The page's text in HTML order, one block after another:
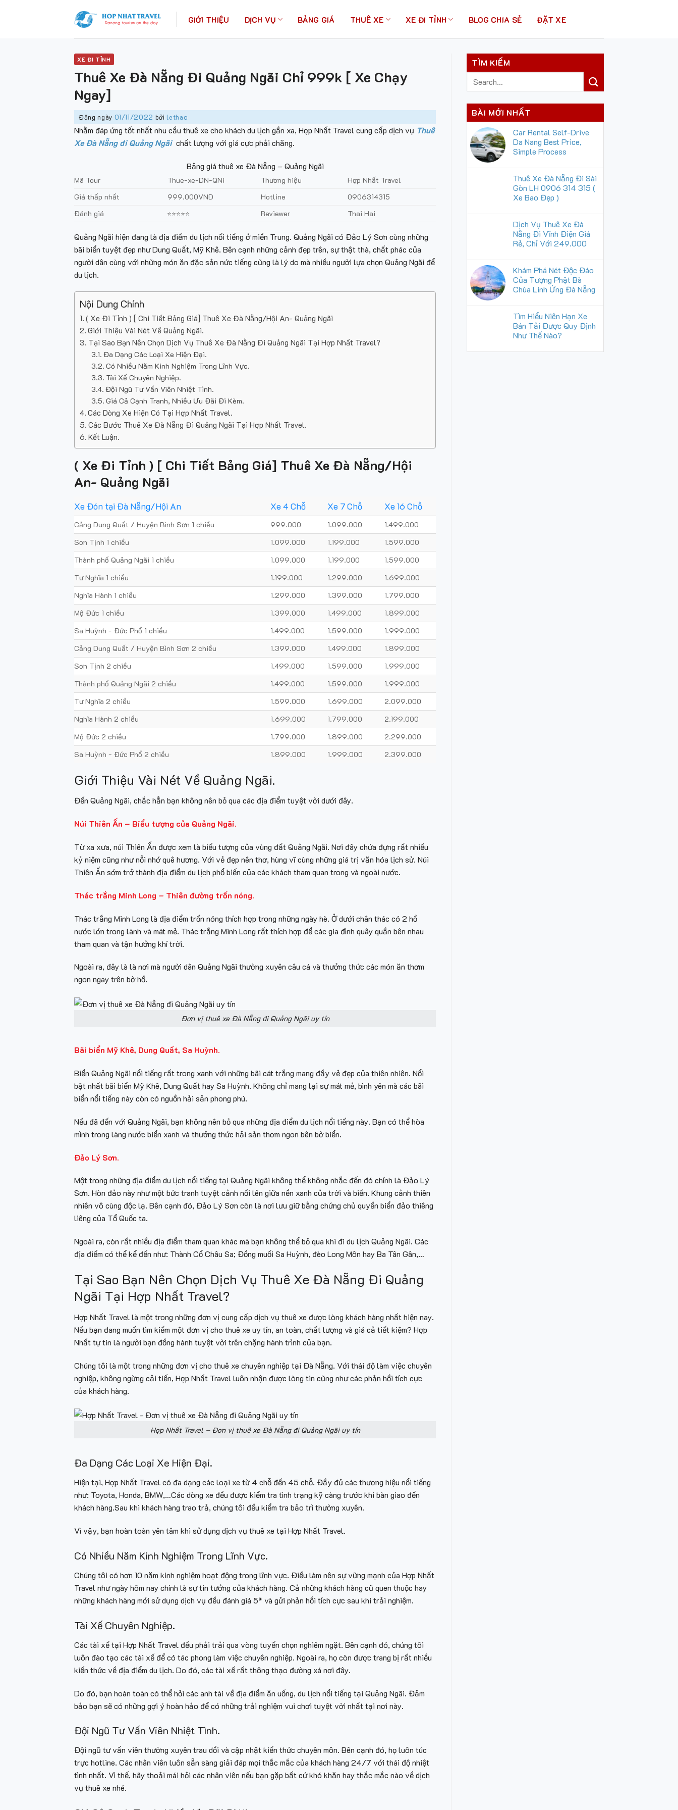
GIỚI THIỆU DỊCH VỤ BẢNG GIÁ THUÊ XE XE ĐI TỈNH BLOG CHIA SẺ ĐẶT XE
XE ĐI TỈNH
Thuê Xe Đà Nẵng Đi Quảng Ngãi Chỉ 999k [ Xe Chạy
Ngay]
Đăng ngày 01/11/2022 bởi lethao
Nhằm đáp ứng tốt nhất nhu cầu thuê xe cho khách du lịch gần xa, Hợp Nhất Travel cung cấp dịch vụ Thuê
Xe Đà Nẵng đi Quảng Ngãi chất lượng với giá cực phải chăng.
Bảng giá thuê xe Đà Nẵng – Quảng Ngãi
Mã Tour Thue-xe-DN-QNi Thương hiệu
Hợp Nhất Travel
Giá thấp nhất
999.000VND Hotline
0906314315
Đánh giá
⭐⭐⭐⭐⭐ Reviewer Thai Hai
Quảng Ngãi hiện đang là địa điểm du lịch nổi tiếng ở miền Trung. Quảng Ngãi có Đảo Lý Sơn cùng những
bãi biển tuyệt đẹp như Dung Quất, Mỹ Khê. Bên cạnh những cảnh đẹp trên, sự thật thà, chất phác của
người dân cùng với những món ăn đặc sản nức tiếng cũng là lý do mà nhiều người lựa chọn Quảng Ngãi để
du lịch.
Nội Dung Chính
( Xe Đi Tỉnh ) [ Chi Tiết Bảng Giá] Thuê Xe Đà Nẵng/Hội An- Quảng Ngãi
Giới Thiệu Vài Nét Về Quảng Ngãi.
Tại Sao Bạn Nên Chọn Dịch Vụ Thuê Xe Đà Nẵng Đi Quảng Ngãi Tại Hợp Nhất Travel?
Đa Dạng Các Loại Xe Hiện Đại.
Có Nhiều Năm Kinh Nghiệm Trong Lĩnh Vực.
Tài Xế Chuyên Nghiệp.
Đội Ngũ Tư Vấn Viên Nhiệt Tình.
Giá Cả Cạnh Tranh, Nhiều Ưu Đãi Đi Kèm.
Các Dòng Xe Hiện Có Tại Hợp Nhất Travel.
Các Bước Thuê Xe Đà Nẵng Đi Quảng Ngãi Tại Hợp Nhất Travel.
Kết Luận.
( Xe Đi Tỉnh ) [ Chi Tiết Bảng Giá] Thuê Xe Đà Nẵng/Hội
An- Quảng Ngãi
Xe Đón tại Đà Nẵng/Hội An Xe 4 Chỗ Xe 7 Chỗ Xe 16 Chỗ
Cảng Dung Quất / Huyện Bình Sơn 1 chiều 999.000 1.099.000
1.499.000
Sơn Tịnh 1 chiều
1.099.000 1.199.000
1.599.000
Thành phố Quảng Ngãi 1 chiều
1.099.000 1.199.000
1.599.000
Tư Nghĩa 1 chiều
1.199.000 1.299.000
1.699.000
Nghĩa Hành 1 chiều
1.299.000 1.399.000
1.799.000
Mộ Đức 1 chiều
1.399.000 1.499.000
1.899.000
Sa Huỳnh - Đức Phổ 1 chiều
1.499.000 1.599.000
1.999.000
Cảng Dung Quất / Huyện Bình Sơn 2 chiều
1.399.000 1.499.000
1.899.000
Sơn Tịnh 2 chiều
1.499.000 1.599.000
1.999.000
Thành phố Quảng Ngãi 2 chiều
1.499.000 1.599.000
1.999.000
Tư Nghĩa 2 chiều
1.599.000 1.699.000
2.099.000
Nghĩa Hành 2 chiều
1.699.000 1.799.000
2.199.000
Mộ Đức 2 chiều
1.799.000 1.899.000
2.299.000
Sa Huỳnh - Đức Phổ 2 chiều
1.899.000 1.999.000 2.399.000
Giới Thiệu Vài Nét Về Quảng Ngãi.
Đến Quảng Ngãi, chắc hẳn bạn không nên bỏ qua các địa điểm tuyệt vời dưới đây.
Núi Thiên Ấn – Biểu tượng của Quảng Ngãi.
Từ xa xưa, núi Thiên Ấn được xem là biểu tượng của vùng đất Quảng Ngãi. Nơi đây chứa đựng rất nhiều
kỷ niệm cũng như nỗi nhớ quê hương. Với vẻ đẹp nên thơ, hùng vĩ cùng những giá trị văn hóa lịch sử. Núi
Thiên Ấn sớm trở thành địa điểm du lịch phổ biến của các khách tham quan trong và ngoài nước.
Thác trắng Minh Long – Thiên đường trốn nóng.
Thác trắng Minh Long là địa điểm trốn nóng thích hợp trong những ngày hè. Ở dưới chân thác có 2 hồ
nước lớn trong lành và mát mẻ. Thác trắng Minh Long rất thích hợp để các gia đình quây quần bên nhau
tham quan và tận hưởng khí trời.
Ngoài ra, đây là là nơi mà người dân Quảng Ngãi thường xuyên câu cá và thưởng thức các món ăn thơm
ngon ngay trên bờ hồ.
Đơn vị thuê xe Đà Nẵng đi Quảng Ngãi uy tín
Bãi biển Mỹ Khê, Dung Quất, Sa Huỳnh.
Biển Quảng Ngãi nổi tiếng rất trong xanh với những bãi cát trắng mang đầy vẻ đẹp của thiên nhiên. Nổi
bật nhất bãi biển Mỹ Khê, Dung Quất hay Sa Huỳnh. Không chỉ mang lại sự mát mẻ, bình yên mà các bãi
biển nổi tiếng này còn có nguồn hải sản phong phú.
Nếu đã đến với Quảng Ngãi, bạn không nên bỏ qua những địa điểm du lịch nổi tiếng này. Bạn có thể hòa
mình trong làng nước biển xanh và thưởng thức hải sản thơm ngon bên bờ biển.
Đảo Lý Sơn.
Một trong những địa điểm du lịch nổi tiếng tại Quảng Ngãi không thể không nhắc đến đó chính là Đảo Lý
Sơn. Hòn đảo này như một bức tranh tuyệt cảnh nổi lên giữa nền xanh của trời và biển. Khung cảnh thiên
nhiên vô cùng độc lạ. Bên cạnh đó, Đảo Lý Sơn còn là nơi lưu giữ bằng chứng chủ quyền biển đảo thiêng
liêng của Tổ Quốc ta.
Ngoài ra, còn rất nhiều địa điểm tham quan khác mà bạn không thể bỏ qua khi đi du lịch Quảng Ngãi. Các
địa điểm có thể kể đến như: Thành Cổ Châu Sa; Đồng muối Sa Huỳnh, đèo Long Môn hay Ba Tân Gân,…
Tại Sao Bạn Nên Chọn Dịch Vụ Thuê Xe Đà Nẵng Đi Quảng
Ngãi Tại Hợp Nhất Travel?
Hợp Nhất Travel là một trong những đơn vị cung cấp dịch vụ thuê xe được lòng khách hàng nhất hiện nay.
Nếu bạn đang muốn tìm kiếm một đơn vị cho thuê xe uy tín, an toàn, chất lượng và giá cả tiết kiệm? Hợp
Nhất tự tin là người bạn đồng hành tuyệt vời trên chặng hành trình của bạn.
Chúng tôi là một trong những đơn vị cho thuê xe chuyên nghiệp tại Đà Nẵng. Với thái độ làm việc chuyên
nghiệp, không ngừng cải tiến, Hợp Nhất Travel luôn nhận được lòng tin cũng như các phản hồi tích cực
của khách hàng.
Hợp Nhất Travel – Đơn vị thuê xe Đà Nẵng đi Quảng Ngãi uy tín
Đa Dạng Các Loại Xe Hiện Đại.
Hiện tại, Hợp Nhất Travel có đa dạng các loại xe từ 4 chỗ đến 45 chỗ. Đầy đủ các thương hiệu nổi tiếng
như: Toyota, Honda, BMW,…Các dòng xe đều được kiểm tra tình trạng kỹ càng trước khi bàn giao đến
khách hàng.Sau khi khách hàng trao trả, chúng tôi đều kiểm tra bảo trì thường xuyên.
Vì vậy, bạn hoàn toàn yên tâm khi sử dụng dịch vụ thuê xe tại Hợp Nhất Travel.
Có Nhiều Năm Kinh Nghiệm Trong Lĩnh Vực.
Chúng tôi có hơn 10 năm kinh nghiệm hoạt động trong lĩnh vực. Điều làm nên sự vững mạnh của Hợp Nhất
Travel như ngày hôm nay chính là sự tin tưởng của khách hàng. Cả những khách hàng cũ quen thuộc hay
những khách hàng mới sử dụng dịch vụ đều đánh giá 5* và gửi phản hồi tích cực sau khi trải nghiệm.
Tài Xế Chuyên Nghiệp.
Các tài xế tại Hợp Nhất Travel đều phải trải qua vòng tuyển chọn nghiêm ngặt. Bên cạnh đó, chúng tôi
luôn đào tạo các tài xế để có tác phong làm việc chuyên nghiệp. Ngoài ra, họ còn được trang bị rất nhiều
kiến thức về địa điểm du lịch. Do đó, các tài xế rất thông thạo đường xá nơi đây.
Do đó, bạn hoàn toàn có thể hỏi các anh tài về địa điểm ăn uống, du lịch nổi tiếng tại Quảng Ngãi. Đảm
bảo bạn sẽ có những gợi ý hoàn hảo để có những trải nghiệm vui chơi tuyệt vời nhất tại nơi này.
Đội Ngũ Tư Vấn Viên Nhiệt Tình.
Đội ngũ tư vấn viên thường xuyên trau dồi và cập nhật kiến thức chuyên môn. Bên cạnh đó, họ luôn túc
trực hotline. Các nhân viên luôn sẵn sàng giải đáp mọi thắc mắc của khách hàng 24/7 với thái độ nhiệt
tình nhất. Vì thế, hãy thoải mái hỏi các nhân viên nếu bạn gặp bất cứ khó khăn hay thắc mắc nào về dịch
vụ thuê xe nhé.
TÌM KIẾM
BÀI MỚI NHẤT
Car Rental Self-Drive
Da Nang Best Price,
Simple Process
Thuê Xe Đà Nẵng Đi Sài
Gòn LH 0906 314 315 (
Xe Bao Đẹp )
Dịch Vụ Thuê Xe Đà
Nẵng Đi Vĩnh Điện Giá
Rẻ, Chỉ Với 249.000
Khám Phá Nét Độc Đáo
Của Tượng Phật Bà
Chùa Linh Ứng Đà Nẵng
Tìm Hiểu Niên Hạn Xe
Bán Tải Được Quy Định
Như Thế Nào?